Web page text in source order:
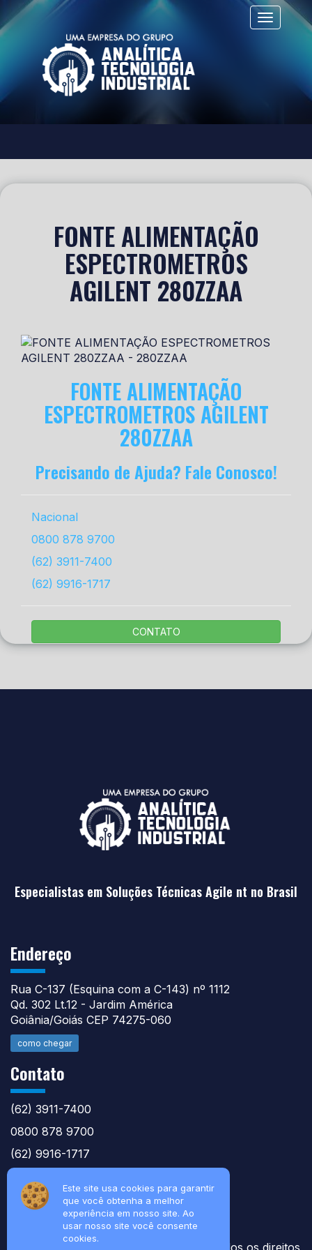
Alternar
Este site usa cookies para garantir
que você obtenha a melhor
experiência em nosso site. Ao
usar nosso site você consente
cookies.
FONTE ALIMENTAÇÃO
ESPECTROMETROS
AGILENT 280ZZAA
FONTE ALIMENTAÇÃO
ESPECTROMETROS AGILENT
280ZZAA
Precisando de Ajuda? Fale Conosco!
Nacional
0800 878 9700
(62) 3911-7400
(62) 9916-1717
CONTATO
Especialistas em Soluções Técnicas Agile nt no Brasil
Endereço
Rua C-137 (Esquina com a C-143) nº 1112
Qd. 302 Lt.12 - Jardim América
Goiânia/Goiás CEP 74275-060
como chegar
Contato
(62) 3911-7400
0800 878 9700
(62) 9916-1717